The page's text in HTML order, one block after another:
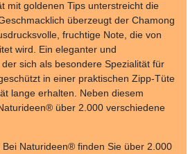
mit goldenen Tips unterstreicht die
überzeugt der Chamong
fruchtige Note, die von
wird. Ein eleganter und
sich als besondere Spezialität für
in einer praktischen Zipp-Tüte
lange erhalten. Neben diesem
über 2.000 verschiedene
Bei Naturideen® finden Sie über 2.000